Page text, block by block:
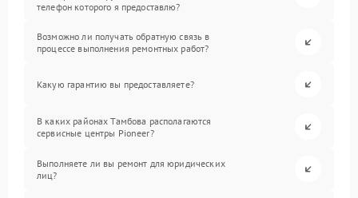
телефон которого я предоставлю?
Возможно ли получать обратную связь в
процессе выполнения ремонтных работ?
Какую гарантию вы предоставляете?
В каких районах Тамбова располагаются
сервисные центры Pioneer?
Выполняете ли вы ремонт для юридических
лиц?